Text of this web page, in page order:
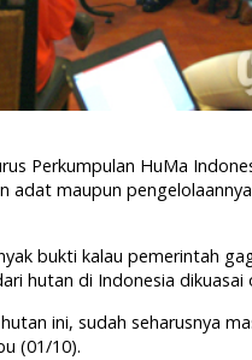
Perkumpulan HuMa
adat maupun
bukti kalau pemerintah
hutan di Indonesia dikuasai
ini, sudah seharusnya
(01/10).